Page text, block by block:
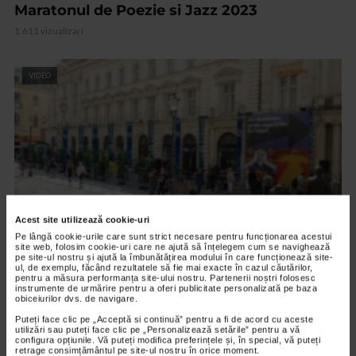
Acest site utilizează cookie-uri
Pe lângă cookie-urile care sunt strict necesare pentru funcționarea acestui
site web, folosim cookie-uri care ne ajută să înțelegem cum se navighează
pe site-ul nostru și ajută la îmbunătățirea modului în care funcționează site-
ul, de exemplu, făcând rezultatele să fie mai exacte în cazul căutărilor,
pentru a măsura performanța site-ului nostru. Partenerii noștri folosesc
instrumente de urmărire pentru a oferi publicitate personalizată pe baza
obiceiurilor dvs. de navigare.
Puteți face clic pe „Acceptă si continuă” pentru a fi de acord cu aceste
utilizări sau puteți face clic pe „Personalizează setările” pentru a vă
configura opțiunile. Vă puteți modifica preferințele și, în special, vă puteți
retrage consimțământul pe site-ul nostru în orice moment.
Maratonul de Poezie si Jazz 2023
1.611 vizualizari
VIDEO
ALTE MATERIALE
Art Safari 2021 – editia a VIII a
2.844 vizualizari
VIDEO